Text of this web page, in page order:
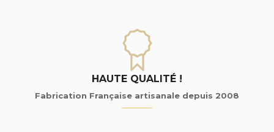
HAUTE QUALITÉ !
Fabrication Française artisanale depuis 2008